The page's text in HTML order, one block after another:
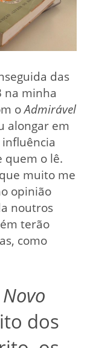
das
na minha
oAdmirável
alongar em
quem o lê.
muito me
opinião
noutros
terão
como
dos